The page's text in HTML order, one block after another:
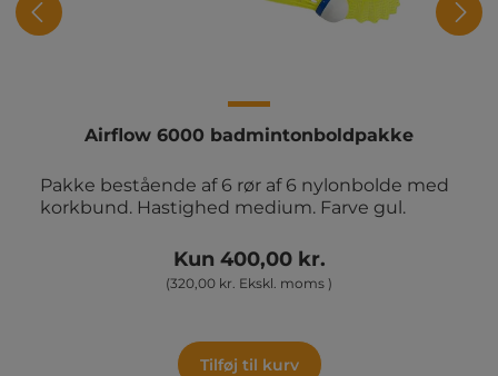
Airflow 6000 badmintonboldpakke
Pakke bestående af 6 rør af 6 nylonbolde med
korkbund. Hastighed medium. Farve gul.
Kun 400,00 kr.
(320,00 kr. Ekskl. moms )
Tilføj til kurv